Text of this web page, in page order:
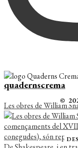
quadernscrema
Les obres de William
©